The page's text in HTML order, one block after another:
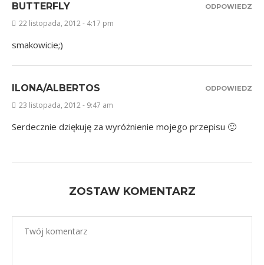
BUTTERFLY
22 listopada, 2012 - 4:17 pm
smakowicie;)
ODPOWIEDZ
ILONA/ALBERTOS
23 listopada, 2012 - 9:47 am
Serdecznie dziękuję za wyróżnienie mojego przepisu 🙂
ODPOWIEDZ
ZOSTAW KOMENTARZ